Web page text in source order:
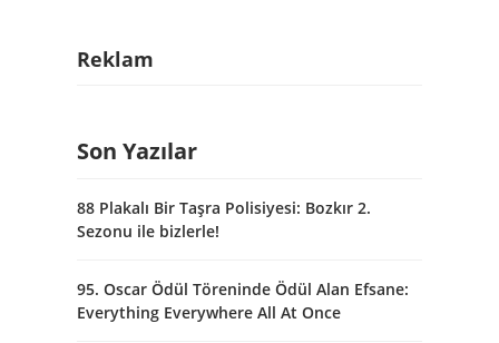
Reklam
Son Yazılar
88 Plakalı Bir Taşra Polisiyesi: Bozkır 2.
Sezonu ile bizlerle!
95. Oscar Ödül Töreninde Ödül Alan Efsane:
Everything Everywhere All At Once